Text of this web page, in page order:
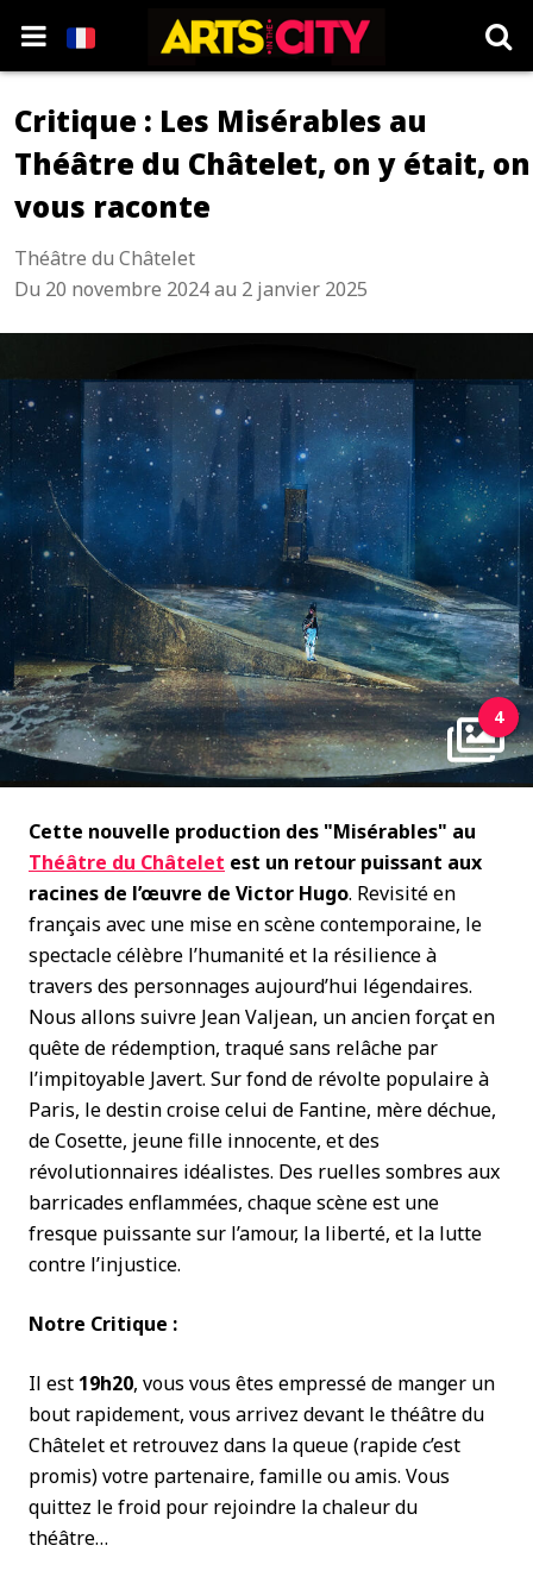
Critique : Les Misérables au
Théâtre du Châtelet, on y était, on
vous raconte
Théâtre du Châtelet
Du 20 novembre 2024 au 2 janvier 2025
4
Cette nouvelle production des "Misérables" au
Théâtre du Châtelet est un retour puissant aux
racines de l’œuvre de Victor Hugo. Revisité en
français avec une mise en scène contemporaine, le
spectacle célèbre l’humanité et la résilience à
travers des personnages aujourd’hui légendaires.
Nous allons suivre Jean Valjean, un ancien forçat en
quête de rédemption, traqué sans relâche par
l’impitoyable Javert. Sur fond de révolte populaire à
Paris, le destin croise celui de Fantine, mère déchue,
de Cosette, jeune fille innocente, et des
révolutionnaires idéalistes. Des ruelles sombres aux
barricades enflammées, chaque scène est une
fresque puissante sur l’amour, la liberté, et la lutte
contre l’injustice.
Notre Critique :
Il est 19h20, vous vous êtes empressé de manger un
bout rapidement, vous arrivez devant le théâtre du
Châtelet et retrouvez dans la queue (rapide c’est
promis) votre partenaire, famille ou amis. Vous
quittez le froid pour rejoindre la chaleur du
théâtre…